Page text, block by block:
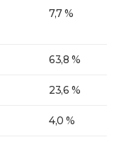
7,7 %
63,8 %
23,6 %
4,0 %